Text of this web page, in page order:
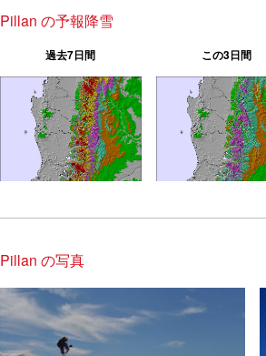
Pillan の予報降雪
過去7日間 この3日間
Pillan の写真